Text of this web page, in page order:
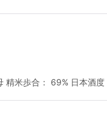
6号酵母 精米歩合：